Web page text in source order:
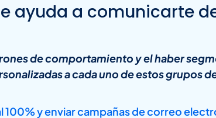
ayuda a comunicarte
de comportamiento y el haber
a cada uno de estos grupos
100% y enviar campañas de correo